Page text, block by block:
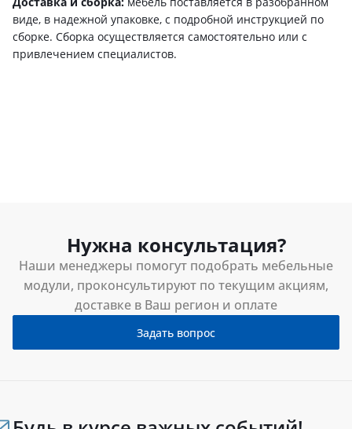
виде, в надежной упаковке, с подробной инструкцией по
сборке. Сборка осуществляется самостоятельно или с
привлечением специалистов.
Нужна консультация?
Наши менеджеры помогут подобрать мебельные
модули, проконсультируют по текущим акциям,
доставке в Ваш регион и оплате
Задать вопрос